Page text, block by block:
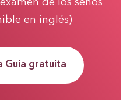
de los senos
en inglés)
Guía gratuita